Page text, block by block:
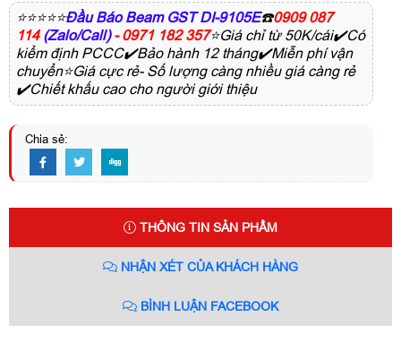
⭐⭐⭐⭐⭐Đầu Báo Beam GST DI-9105E☎️0909 087
114 (Zalo/Call) - 0971 182 357⭐Giá chỉ từ 50K/cái✔️Có
kiểm định PCCC✔️Bảo hành 12 tháng✔️Miễn phí vận
chuyển⭐Giá cực rẻ- Số lượng càng nhiều giá càng rẻ
✔️Chiết khấu cao cho người giới thiệu
Chia sẻ:
THÔNG TIN SẢN PHẨM
NHẬN XÉT CỦA KHÁCH HÀNG
BÌNH LUẬN FACEBOOK